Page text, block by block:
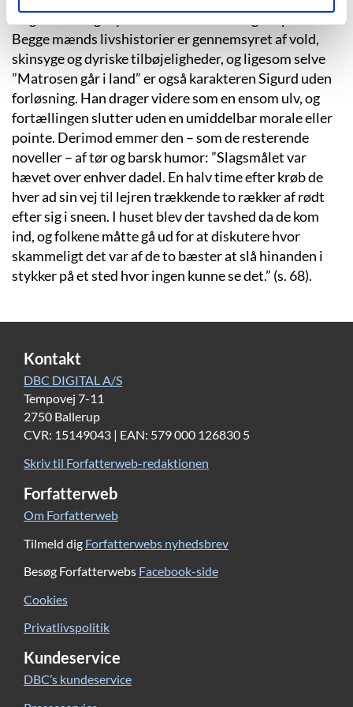
Begge mænds livshistorier er gennemsyret af vold,
skinsyge og dyriske tilbøjeligheder, og ligesom selve
”Matrosen går i land” er også karakteren Sigurd uden
forløsning. Han drager videre som en ensom ulv, og
fortællingen slutter uden en umiddelbar morale eller
pointe. Derimod emmer den – som de resterende
noveller – af tør og barsk humor: ”Slagsmålet var
hævet over enhver dadel. En halv time efter krøb de
hver ad sin vej til lejren trækkende to rækker af rødt
efter sig i sneen. I huset blev der tavshed da de kom
ind, og folkene måtte gå ud for at diskutere hvor
skammeligt det var af de to bæster at slå hinanden i
stykker på et sted hvor ingen kunne se det.” (s. 68).
Kontakt
DBC DIGITAL A/S
Tempovej 7-11
2750 Ballerup
CVR: 15149043 | EAN: 579 000 126830 5
Skriv til Forfatterweb-redaktionen
Forfatterweb
Om Forfatterweb
Tilmeld dig Forfatterwebs nyhedsbrev
Besøg Forfatterwebs Facebook-side
Cookies
Privatlivspolitik
Kundeservice
DBC’s kundeservice